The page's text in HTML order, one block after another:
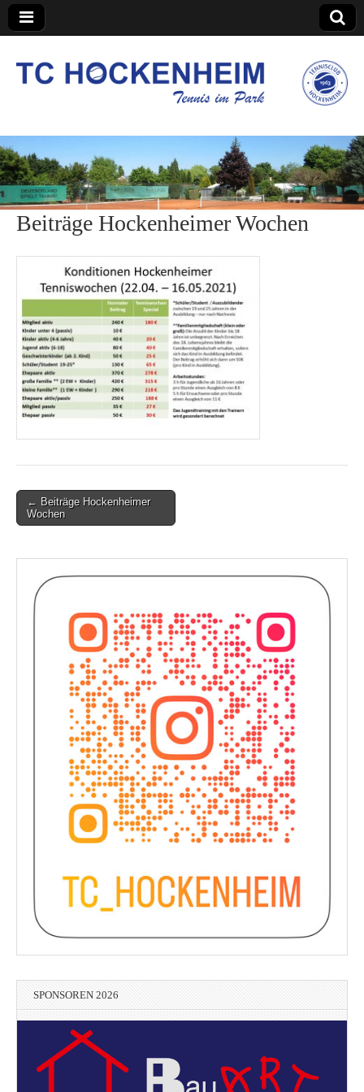
TC Hockenheim
Beiträge Hockenheimer Wochen
Post
navigation
← Beiträge Hockenheimer
Wochen
SPONSOREN 2026